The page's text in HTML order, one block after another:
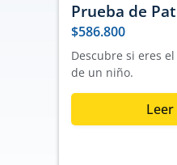
Prueba de
$586.800
Descubre si eres
de un niño.
Leer